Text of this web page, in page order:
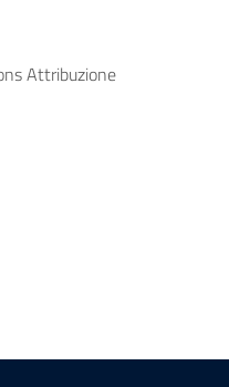
Attribuzione